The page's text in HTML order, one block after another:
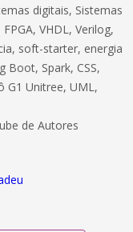
digitais, Sistemas
VHDL, Verilog,
soft-starter, energia
Boot, Spark, CSS,
G1 Unitree, UML,
de Autores